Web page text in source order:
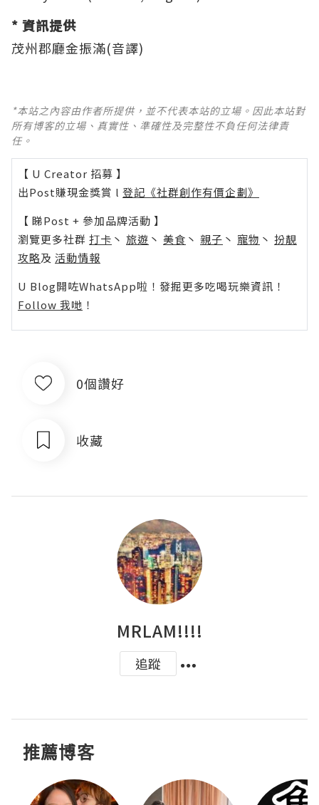
* 資訊提供
茂州郡廳金振滿(音譯)
*本站之內容由作者所提供，並不代表本站的立場。因此本站對
所有博客的立場、真實性、準確性及完整性不負任何法律責
任。
【 U Creator 招募 】
出Post賺現金獎賞 l 登記《社群創作有價企劃》
【 睇Post + 參加品牌活動 】
瀏覽更多社群 打卡 丶 旅遊 丶 美食 丶 親子 丶 寵物 丶 扮靚
攻略及 活動情報
U Blog開咗WhatsApp啦！發掘更多吃喝玩樂資訊！
Follow 我哋 ！
0個讚好
收藏
MRLAM!!!!
追蹤
推薦博客